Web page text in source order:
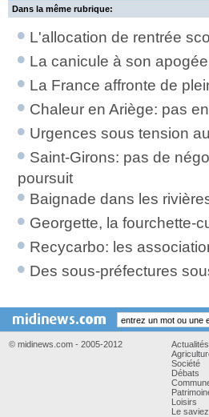
Dans la même rubrique:
L'allocation de rentrée
La canicule à son
La France affronte de
Chaleur en Ariège: pas
Urgences sous tension
Saint-Girons: pas de
poursuit
Baignade dans les
Georgette, la fourchette-
Recycarbo: les
Des sous-préfectures
© midinews.com - 2005-2012
Actualités
Société
Débats
Loisirs
Le